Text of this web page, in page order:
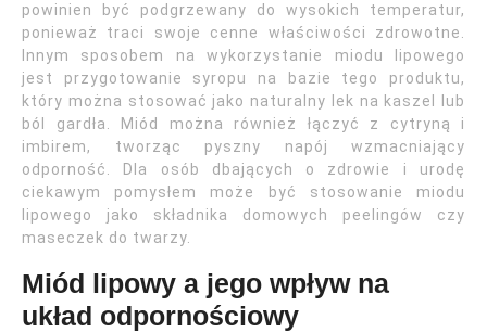
powinien być podgrzewany do wysokich temperatur,
ponieważ traci swoje cenne właściwości zdrowotne.
Innym sposobem na wykorzystanie miodu lipowego
jest przygotowanie syropu na bazie tego produktu,
który można stosować jako naturalny lek na kaszel lub
ból gardła. Miód można również łączyć z cytryną i
imbirem, tworząc pyszny napój wzmacniający
odporność. Dla osób dbających o zdrowie i urodę
ciekawym pomysłem może być stosowanie miodu
lipowego jako składnika domowych peelingów czy
maseczek do twarzy.
Miód lipowy a jego wpływ na
układ odpornościowy